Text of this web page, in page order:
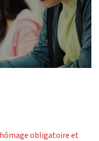
obligatoire et